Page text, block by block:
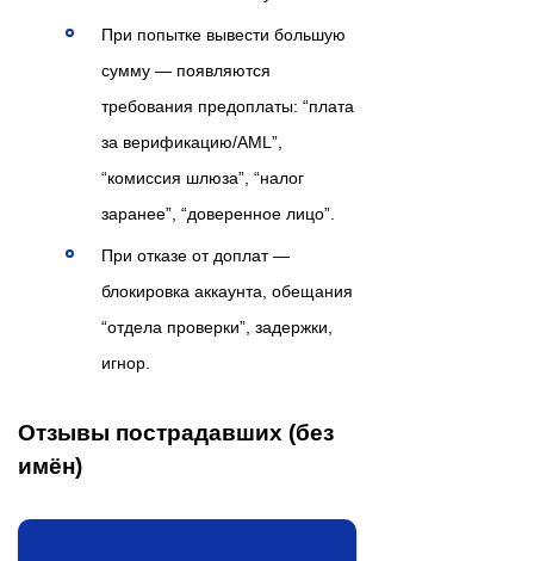
При попытке вывести большую
сумму — появляются
требования предоплаты: “плата
за верификацию/AML”,
“комиссия шлюза”, “налог
заранее”, “доверенное лицо”.
При отказе от доплат —
блокировка аккаунта, обещания
“отдела проверки”, задержки,
игнор.
Отзывы пострадавших (без
имён)